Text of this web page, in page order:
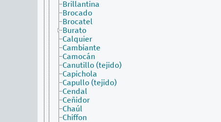
Brillantina
Brocado
Brocatel
Burato
Calquier
Cambiante
Camocán
Canutillo (tejido)
Capichola
Capullo (tejido)
Cendal
Ceñidor
Chaúl
Chiffon